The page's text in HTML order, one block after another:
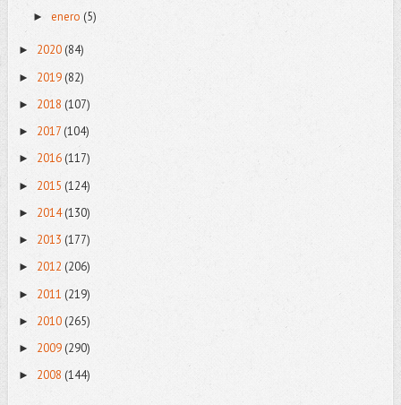
► enero (5)
► 2020(84)
► 2019(82)
► 2018 (107)
► 2017 (104)
► 2016(117)
► 2015 (124)
► 2014(130)
► 2013 (177)
► 2012 (206)
► 2011 (219)
► 2010 (265)
► 2009 (290)
► 2008 (144)